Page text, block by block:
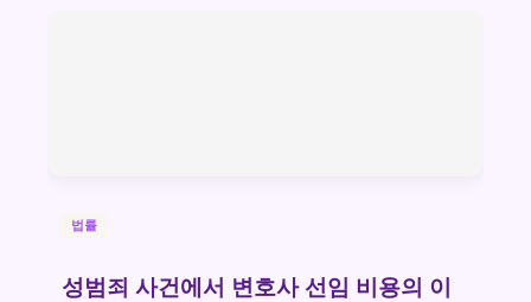
법률
성범죄 사건에서 변호사 선임 비용의 이